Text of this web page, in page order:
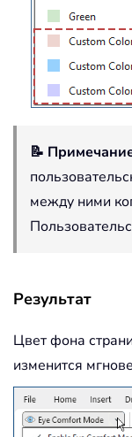
📝
между ними
Результат
Цвет фона
изменится